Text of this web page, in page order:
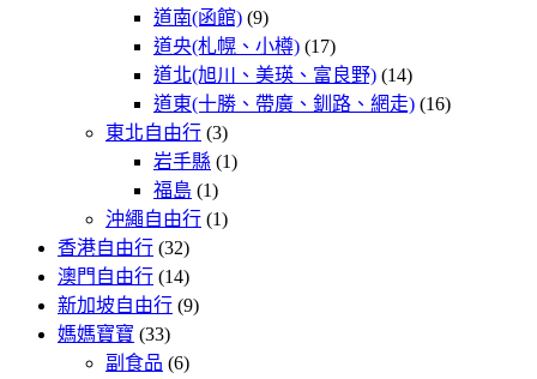
道南(函館) (9)
道央(札幌、小樽) (17)
道北(旭川、美瑛、富良野) (14)
道東(十勝、帶廣、釧路、網走) (16)
東北自由行 (3)
岩手縣 (1)
福島 (1)
沖繩自由行 (1)
香港自由行 (32)
澳門自由行 (14)
新加坡自由行 (9)
媽媽寶寶 (33)
副食品 (6)